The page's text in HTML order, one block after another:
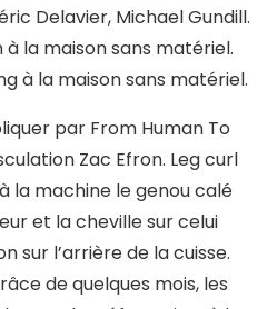
Delavier, Michael Gundill.
la maison sans matériel.
à la maison sans matériel.
par From Human To
Zac Efron. Leg curl
la machine le genou calé
et la cheville sur celui
sur l’arrière de la cuisse.
de quelques mois, les